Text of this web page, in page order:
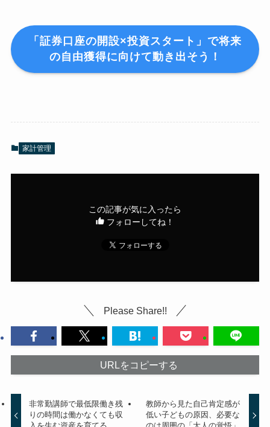
「証券口座の開設×投資スタート」で将来
の自由獲得に向けて動き出そう！
家計管理
この記事が気に入ったら
フォローしてね！
Please Share!!
URLをコピーする
非常勤講師で最低限働き残
りの時間は働かなくても収
教師から見た自己肯定感が
低い子どもの原因、必要な